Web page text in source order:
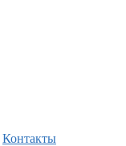
Контакты